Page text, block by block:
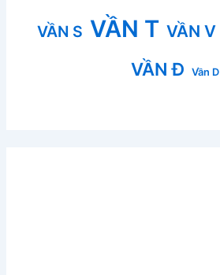
VẦN S VẦN T VẦN V
VẦN Đ Vần D